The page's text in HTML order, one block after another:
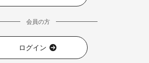
会員の方
ログイン